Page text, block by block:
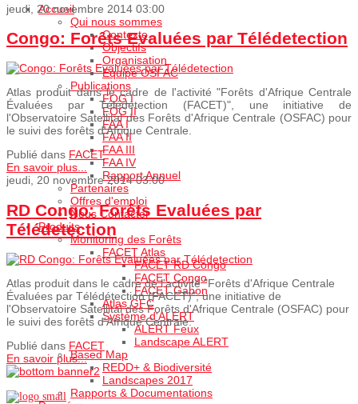
Accueil
Qui nous sommes
Contexte
Objectifs
Organisation
Equipe OSFAC
Publications
FOG I
FOG II
FAA I
FAA II
FAA III
FAA IV
Rapport Annuel
Partenaires
Offres d'emploi
Nous Contacter
Produits
Monitoring des Forêts
FACET Atlas
FACET RD Congo
FACET Congo
FACET Gabon
Atlas GFC
Système d'ALERT
ALERT Feux
Landscape ALERT
Based Map
REDD+ & Biodiversité
Landscapes 2017
Rapports & Documentations
jeudi, 20 novembre 2014 03:00
Congo: Forêts Evaluées par Télédetection
Atlas produit dans le cadre de l'activité "Forêts d'Afrique Centrale
Évaluées par Télédétection (FACET)", une initiative de
l'Observatoire Satellital des Forêts d'Afrique Centrale (OSFAC) pour
le suivi des forêts d'Afrique Centrale.
Publié dans FACET
En savoir plus...
jeudi, 20 novembre 2014 03:00
RD Congo: Forêts Evaluées par
Télédetection
Atlas produit dans le cadre de l'activité "Forêts d'Afrique Centrale
Évaluées par Télédétection (FACET)", une initiative de
l'Observatoire Satellital des Forêts d'Afrique Centrale (OSFAC) pour
le suivi des forêts d'Afrique Centrale.
Publié dans FACET
En savoir plus...